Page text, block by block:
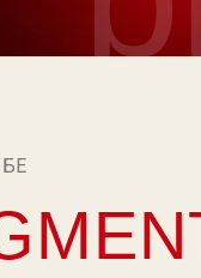
опытом, растут
конференции и